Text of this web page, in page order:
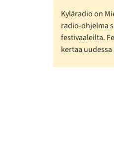
Kyläradio on
radio-ohjelma
festivaaleilta.
kertaa